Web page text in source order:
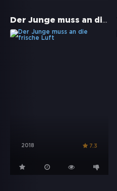
Der Junge muss an die frische Luft
2018 7.3